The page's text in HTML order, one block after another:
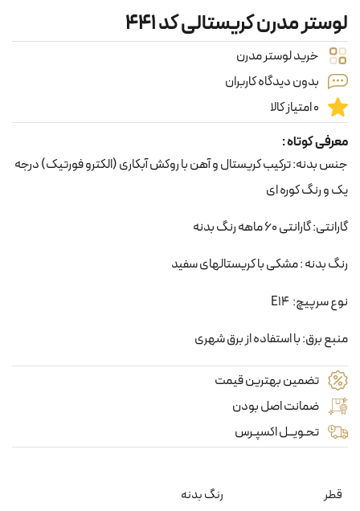
لوستر مدرن کریستالی کد ۴۴۱
خرید لوستر مدرن
بدون دیدگاه کاربران
0 امتیاز کالا
معرفی کوتاه :
جنس بدنه: ترکیب کریستال و آهن با روکش آبکاری (الکترو فورتیک) درجه
یک و رنگ کوره ای
گارانتی: گارانتی 60 ماهه رنگ بدنه
رنگ بدنه : مشکی با کریستالهای سفید
نوع سرپیچ: E14
منبع برق: با استفاده از برق شهری
تضمین بهترین قیمت
ضمانت اصل بودن
تحـویــل اکسپـرس
قطر رنگ بدنه